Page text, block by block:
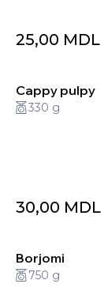
25,00 MDL
Cappy pulpy
330 g
30,00 MDL
Borjomi
750 g